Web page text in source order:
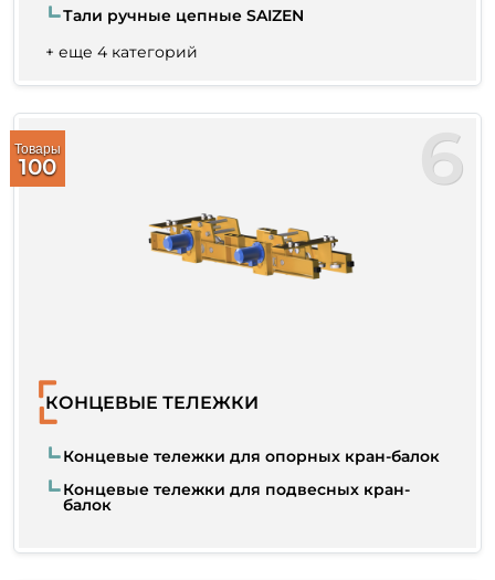
Тали ручные цепные SAIZEN
+ еще 4 категорий
6
Товары
100
КОНЦЕВЫЕ ТЕЛЕЖКИ
Концевые тележки для опорных кран-балок
Концевые тележки для подвесных кран-
балок